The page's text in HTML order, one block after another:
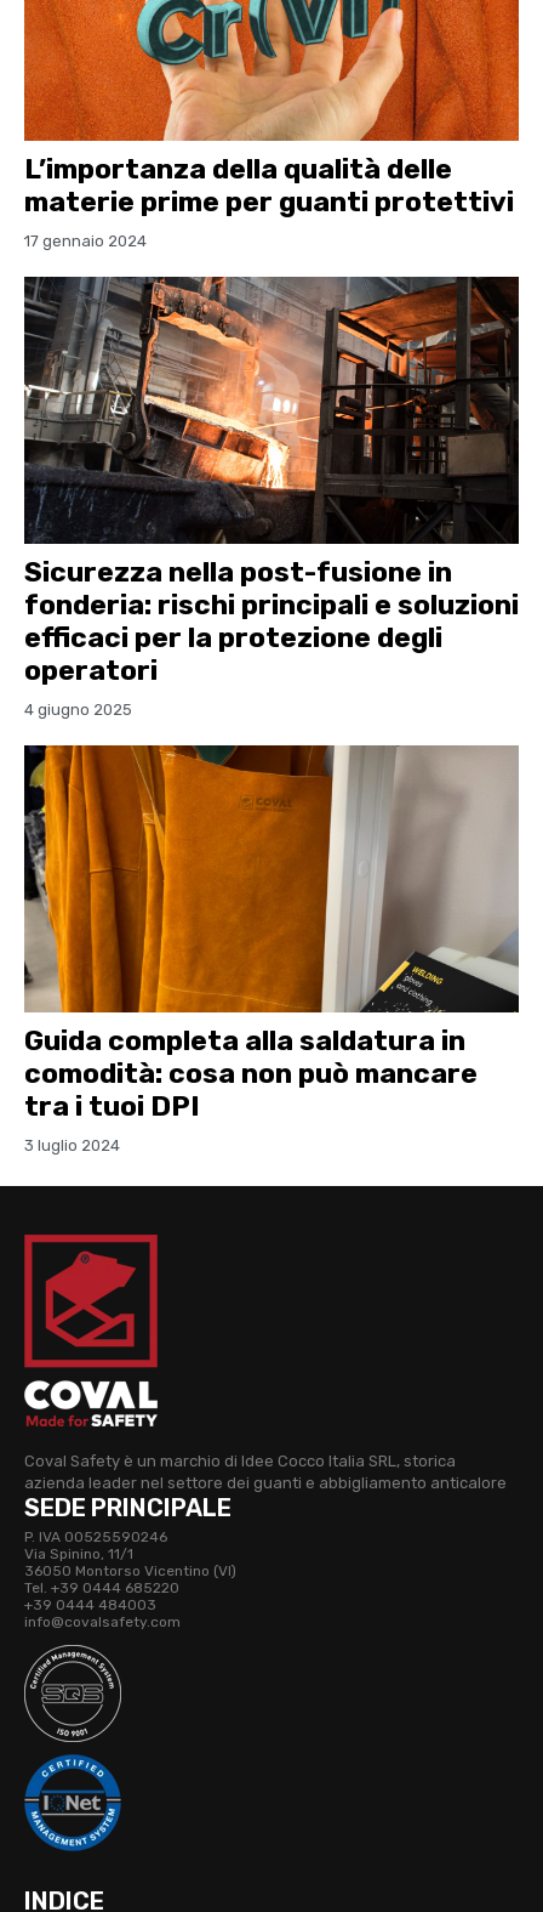
L’importanza della qualità delle
materie prime per guanti protettivi
17 gennaio 2024
Sicurezza nella post-fusione in
fonderia: rischi principali e soluzioni
efficaci per la protezione degli
operatori
4 giugno 2025
Guida completa alla saldatura in
comodità: cosa non può mancare
tra i tuoi DPI
3 luglio 2024
Coval Safety è un marchio di Idee Cocco Italia SRL, storica
azienda leader nel settore dei guanti e abbigliamento anticalore
SEDE PRINCIPALE
P. IVA 00525590246
Via Spinino, 11/1
36050 Montorso Vicentino (VI)
Tel. +39 0444 685220
+39 0444 484003
info@covalsafety.com
INDICE